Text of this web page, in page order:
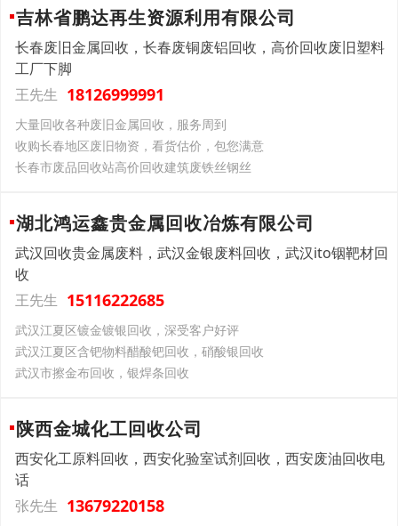
吉林省鹏达再生资源利用有限公司
长春废旧金属回收，长春废铜废铝回收，高价回收废旧塑料
工厂下脚
王先生 18126999991
大量回收各种废旧金属回收，服务周到
收购长春地区废旧物资，看货估价，包您满意
长春市废品回收站高价回收建筑废铁丝钢丝
湖北鸿运鑫贵金属回收冶炼有限公司
武汉回收贵金属废料，武汉金银废料回收，武汉ito铟靶材回
收
王先生 15116222685
武汉江夏区镀金镀银回收，深受客户好评
武汉江夏区含钯物料醋酸钯回收，硝酸银回收
武汉市擦金布回收，银焊条回收
陕西金城化工回收公司
西安化工原料回收，西安化验室试剂回收，西安废油回收电
话
张先生 13679220158